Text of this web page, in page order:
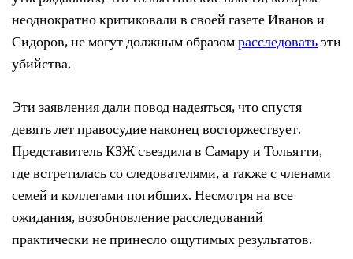
неоднократно критиковали в своей газете Иванов и
Сидоров, не могут должным образомрасследоватьэти
убийства.
Эти заявления дали повод надеяться, что спустя
девять лет правосудие наконец восторжествует.
Представитель КЗЖ съездила в Самару и Тольятти,
где встретилась со следователями, а также с членами
семей и коллегами погибших. Несмотря на все
ожидания, возобновление расследований
практически не принесло ощутимых результатов.